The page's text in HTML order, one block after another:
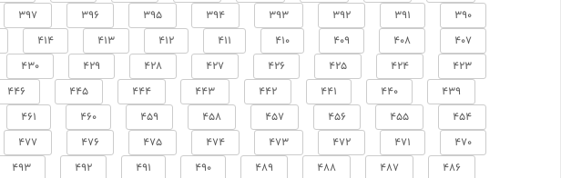
390
391
392
393
394
395
396
397
407
408
409
410
411
412
413
414
423
424
425
426
427
428
429
430
439
440
441
442
443
444
445
446
454
455
456
457
458
459
460
461
470
471
472
473
474
475
476
477
486
487
488
489
490
491
492
493